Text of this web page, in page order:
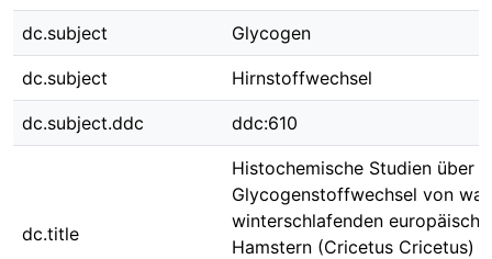
dc.subject Glycogen
dc.subject Hirnstoffwechsel
dc.subject.ddc ddc:610
dc.title
Histochemische Studien über
Glycogenstoffwechsel von
winterschlafenden
Hamstern (Cricetus Cricetus)